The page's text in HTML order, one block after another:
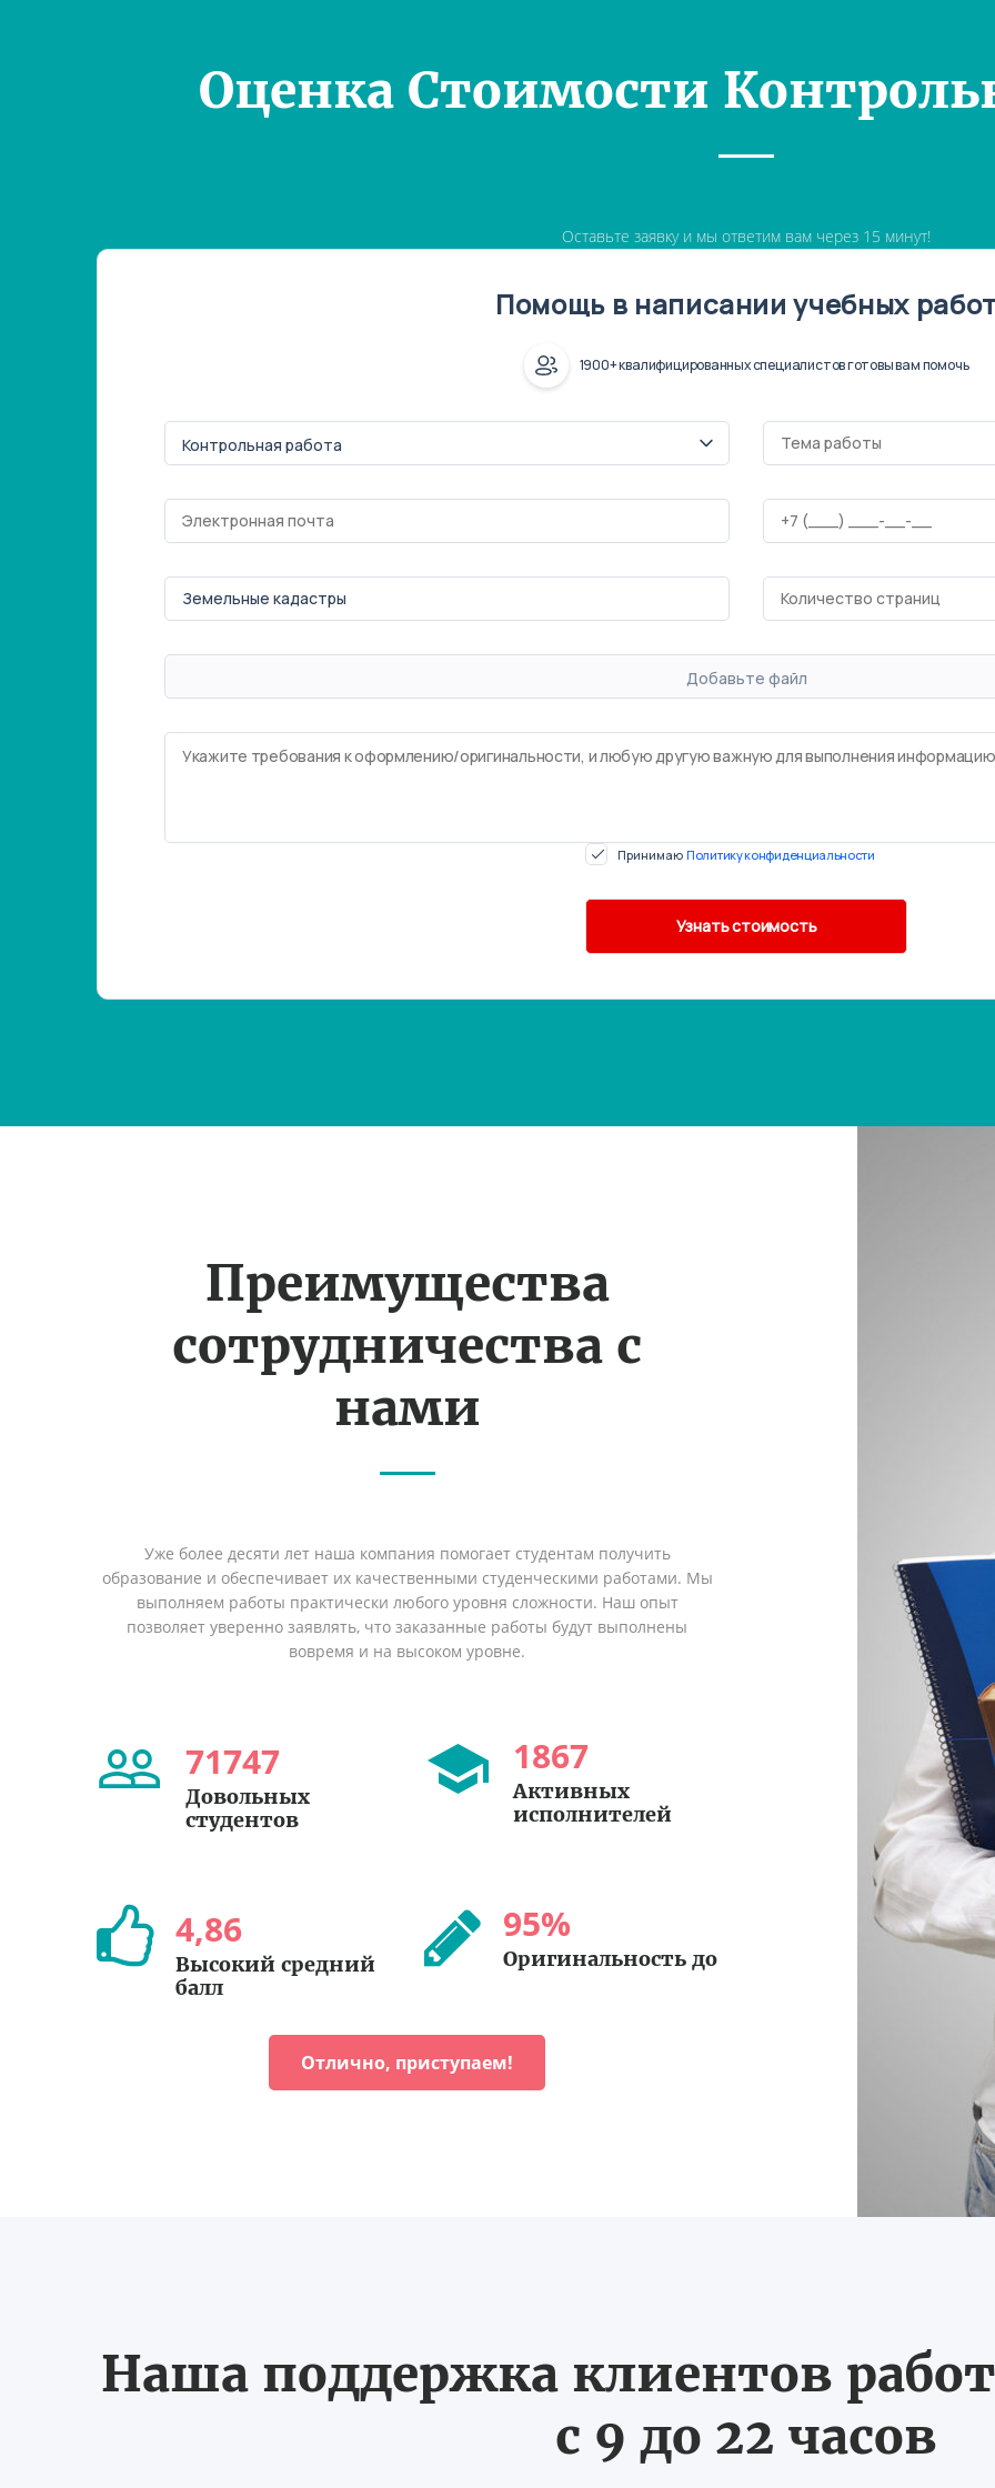
Оценка Стоимости
Оставьте заявку и мы ответим вам через 15 минут!
Помощь в написании учебных
1900+ квалифицированных специалистов готовы вам помочь
Добавьте файл
Принимаю Политику конфиденциальности
Преимущества
сотрудничества с
нами
Уже более десяти лет наша компания помогает студентам получить
образование и обеспечивает их качественными студенческими работами. Мы
выполняем работы практически любого уровня сложности. Наш опыт
позволяет уверенно заявлять, что заказанные работы будут выполнены
вовремя и на высоком уровне.
71747
Довольных
студентов
1867
Активных
исполнителей
4,86
Высокий средний
балл
95%
Оригинальность до
Отлично, приступаем!
Наша поддержка клиентов
с 9 до 22 часов